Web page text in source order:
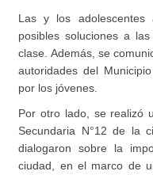
Las y los adolescentes
posibles soluciones a
clase. Además, se
autoridades del
por los jóvenes.
Por otro lado, se realizó
Secundaria N°12 de la
dialogaron sobre la
ciudad, en el marco de